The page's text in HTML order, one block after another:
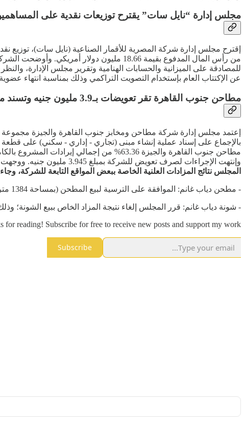
مجلس إدارة “نايل سات” يقترح توزيعات نقدية على
للمصادقة على الميزانية والحسابات الهنامية وتقرير مجلس الإدارة،
عن الإكتتاب العام بإستخدام التصويت التراكمي وذلك بمناسبة انتهاء
مطاحن جنوب القاهرة تقر تعويضات بـ3.9 مليون جنيه وتسند مشروعا عقاريا
إعتمد مجلس إدارة شركة مطاحن ومخابز جنوب القاهرة والجيزة
مطاحن جنوب القاهرة والجيزة 63.36% من
وإنتهت الإجراءات لصرف تعويض للشركة بمبلغ 3.945 مليون جنيه. ووجهت الشركة هذا المبلغ لصالح الهيئة العامة للسلع التموينية، وذلك نزولا من مبلغ المديونية الخاصة بالشركة لصالح الهيئة.
المجلس نتائج المزادات العلنية الخاصة ببعض المواقع التابعة للشركة،
- مطحن دياب غانم: الموافقة على الترسية لبيع المطحن (بمساحة 1384 متر مربع) بسعر 20,550 جنيه للمتر، وبقيمة إجمالية بلغت 28.441 مليون جنيه.
- شونة دياب غانم: قرر المجلس إلغاء نتيجة المزاد الخاص ببيع الشونة؛ وذلك نظرا
for reading! Subscribe for free to receive new posts and support my work.
Subscribe